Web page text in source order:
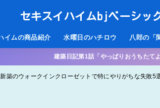
セキスイハイムbjベーシッ
イムの商品紹介 水曜日のハチロウ 八郎の「
建築日記第1話「やっぱりおうちたて
築のウォークインクローゼットで特にやりがちな失敗5